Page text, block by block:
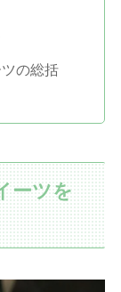
の総括
ーツを